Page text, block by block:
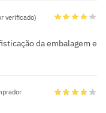
verificado)
da embalagem e